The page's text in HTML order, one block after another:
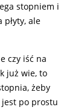
stopniem i
płyty, ale
czy iść na
już wie, to
żeby
po prostu